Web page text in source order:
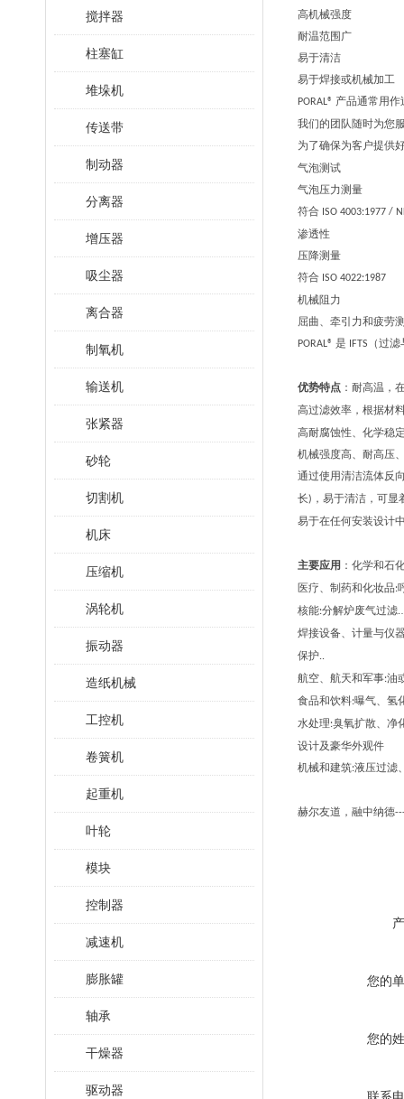
搅拌器
柱塞缸
堆垛机
传送带
制动器
分离器
增压器
吸尘器
离合器
制氧机
输送机
张紧器
砂轮
切割机
机床
压缩机
涡轮机
振动器
造纸机械
工控机
卷簧机
起重机
叶轮
模块
控制器
减速机
膨胀罐
轴承
干燥器
驱动器
高机械强度
耐温范围广
易于清洁
易于焊接或机械加工
PORAL® 产品通常用
我们的团队随时为您
为了确保为客户提供
气泡测试
气泡压力测量
符合 ISO 4003:1977 /
渗透性
压降测量
符合 ISO 4022:1987
机械阻力
屈曲、牵引力和疲劳
PORAL® 是 IFTS （过
优势特点 ：耐高温，
高过滤效率，根据材
高耐腐蚀性、化学稳
机械强度高、耐高压
通过使用清洁流体反
长) ，易于清洁，可
易于在任何安装设计
主要应用 ：化学和石
医疗、制药和化妆品:
核能:分解炉废气过滤.
焊接设备、计量与仪
保护..
航空、航天和军事:油
食品和饮料:曝气、氢
水处理:臭氧扩散、
设计及豪华外观件
机械和建筑:液压过滤
赫尔友道，融中纳德
您的
您的